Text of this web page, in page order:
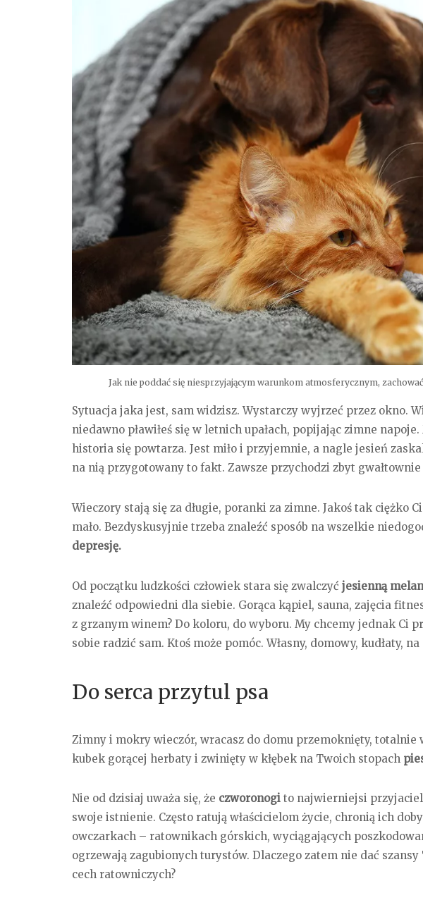
Jak nie poddać się niesprzyjającym warunkom atmosferycznym,
Sytuacja jaka jest, sam widzisz. Wystarczy wyjrzeć przez okno.
niedawno pławiłeś się w letnich upałach, popijając zimne
historia się powtarza. Jest miło i przyjemnie, a nagle jesień
na nią przygotowany to fakt. Zawsze przychodzi zbyt
Wieczory stają się za długie, poranki za zimne. Jakoś tak ciężko
mało. Bezdyskusyjnie trzeba znaleźć sposób na wszelkie
depresję.
Od początku ludzkości człowiek stara się zwalczyć jesienną
znaleźć odpowiedni dla siebie. Gorąca kąpiel, sauna, zajęcia
z grzanym winem? Do koloru, do wyboru. My chcemy jednak Ci
sobie radzić sam. Ktoś może pomóc. Własny, domowy, kudłaty,
Do serca przytul psa
Zimny i mokry wieczór, wracasz do domu przemoknięty, totalnie
kubek gorącej herbaty i zwinięty w kłębek na Twoich stopach
Nie od dzisiaj uważa się, że czworonogi to najwierniejsi
swoje istnienie. Często ratują właścicielom życie, chronią ich
owczarkach – ratownikach górskich, wyciągających
ogrzewają zagubionych turystów. Dlaczego zatem nie dać
cech ratowniczych?